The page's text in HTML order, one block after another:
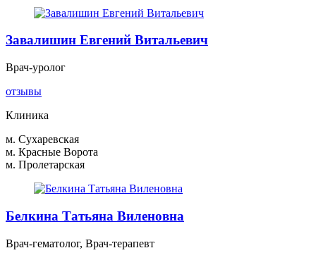
Завалишин Евгений Витальевич
Врач-уролог
отзывы
Клиника
м. Сухаревская
м. Красные Ворота
м. Пролетарская
Белкина Татьяна Виленовна
Врач-гематолог, Врач-терапевт